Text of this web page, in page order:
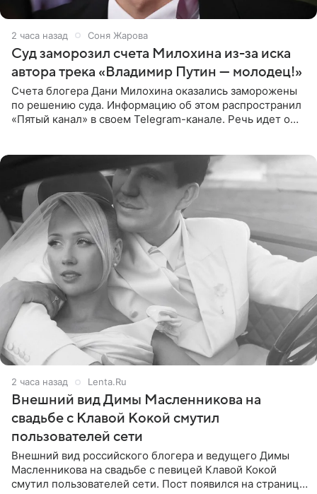
2 часа назад Соня Жарова
Суд заморозил счета Милохина из-за иска
автора трека «Владимир Путин — молодец!»
Счета блогера Дани Милохина оказались заморожены
по решению суда. Информацию об этом распространил
«Пятый канал» в своем Telegram-канале. Речь идет о
2 часа назад Lenta.Ru
Внешний вид Димы Масленникова на
свадьбе с Клавой Кокой смутил
пользователей сети
Внешний вид российского блогера и ведущего Димы
Масленникова на свадьбе с певицей Клавой Кокой
смутил пользователей сети. Пост появился на странице